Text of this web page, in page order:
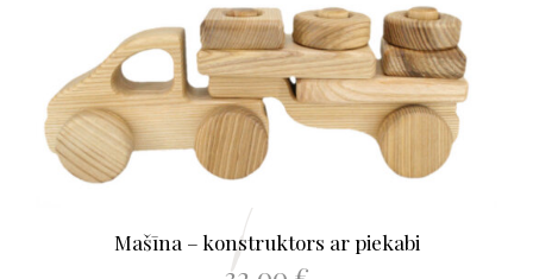
Mašīna – konstruktors ar piekabi